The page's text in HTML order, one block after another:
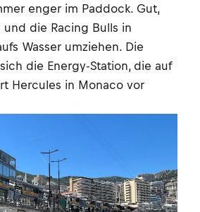
enger im Paddock. Gut,
und die Racing Bulls in
Wasser umziehen. Die
die Energy-Station, die auf
Hercules in Monaco vor